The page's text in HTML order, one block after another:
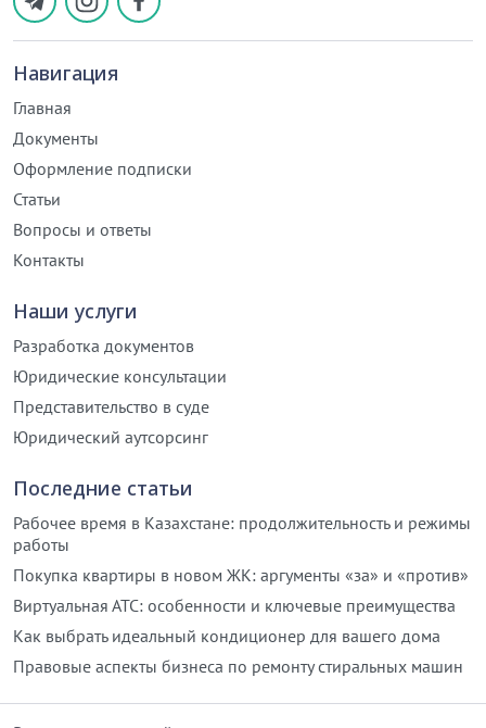
Навигация
Главная
Документы
Оформление подписки
Статьи
Вопросы и ответы
Контакты
Наши услуги
Разработка документов
Юридические консультации
Представительство в суде
Юридический аутсорсинг
Последние статьи
Рабочее время в Казахстане: продолжительность и режимы
работы
Покупка квартиры в новом ЖК: аргументы «за» и «против»
Виртуальная АТС: особенности и ключевые преимущества
Как выбрать идеальный кондиционер для вашего дома
Правовые аспекты бизнеса по ремонту стиральных машин